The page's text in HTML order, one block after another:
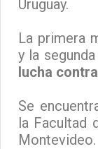
Uruguay.
La primera
y la segunda
lucha
Se
la Facultad
Montevideo.